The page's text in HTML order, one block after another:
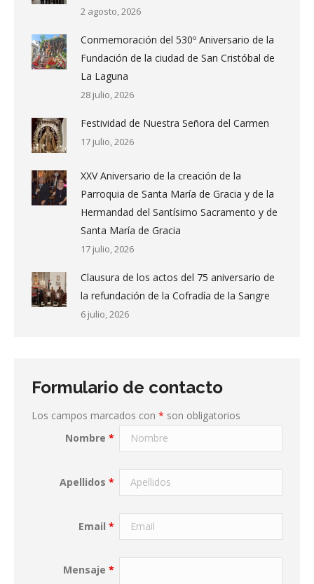
2 agosto, 2026
Conmemoración del 530º Aniversario de la
Fundación de la ciudad de San Cristóbal de
La Laguna
28 julio, 2026
Festividad de Nuestra Señora del Carmen
17 julio, 2026
XXV Aniversario de la creación de la
Parroquia de Santa María de Gracia y de la
Hermandad del Santísimo Sacramento y de
Santa María de Gracia
17 julio, 2026
Clausura de los actos del 75 aniversario de
la refundación de la Cofradía de la Sangre
6 julio, 2026
Formulario de contacto
Los campos marcados con * son obligatorios
Nombre*
Apellidos*
Email*
Mensaje*